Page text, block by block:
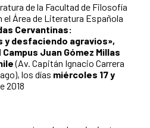
de la Facultad de Filosofía
el Área de Literatura Española
Cervantinas:
y desfaciendo agravios»,
Campus Juan Gómez Millas
(Av. Capitán Ignacio Carrera
los días miércoles 17 y
2018